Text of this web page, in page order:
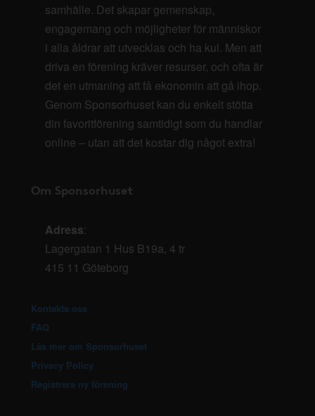
samhälle. Det skapar gemenskap,
engagemang och möjligheter för människor
i alla åldrar att utvecklas och ha kul. Men att
driva en förening kräver resurser, och ofta är
det en utmaning att få ekonomin att gå ihop.
Genom Sponsorhuset kan du enkelt stötta
din favoritförening samtidigt som du handlar
online – utan att det kostar dig något extra!
Om Sponsorhuset
Adress:
Lagergatan 1 Hus B19a, 4 tr
415 11 Göteborg
Kontakta oss
FAQ
Läs mer om Sponsorhuset
Privacy Policy
Registrera ny förening